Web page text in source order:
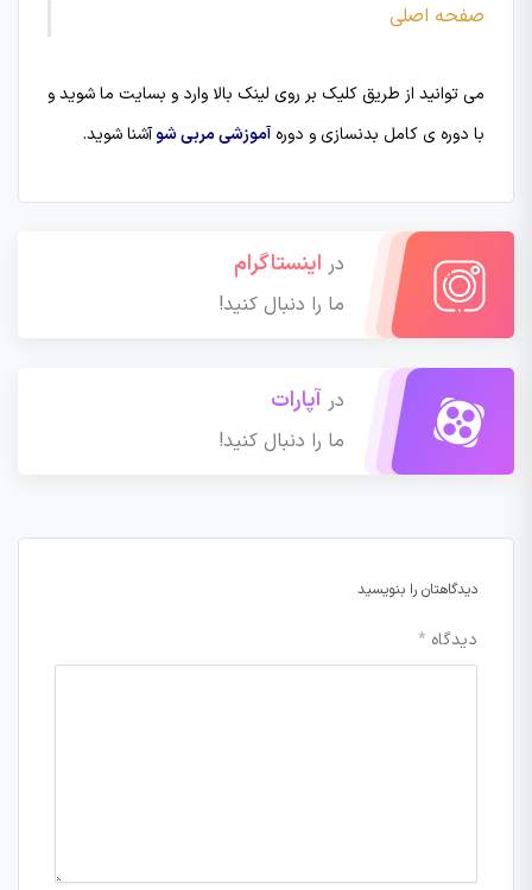
صفحه اصلی
می توانید از طریق کلیک بر روی لینک بالا وارد و بسایت ما شوید و
با دوره ی کامل بدنسازی و دوره آموزشی مربی شوآشنا شوید.
در اینستاگرام
ما را دنبال کنید!
در آپارات
ما را دنبال کنید!
دیدگاهتان را بنویسید
دیدگاه *